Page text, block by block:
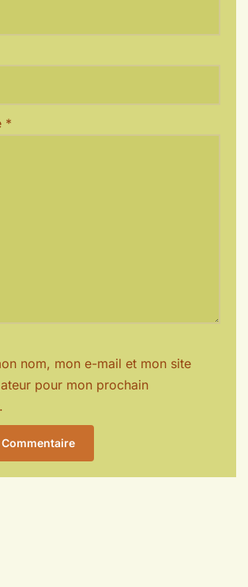
*
nom, mon e-mail et mon site
pour mon prochain